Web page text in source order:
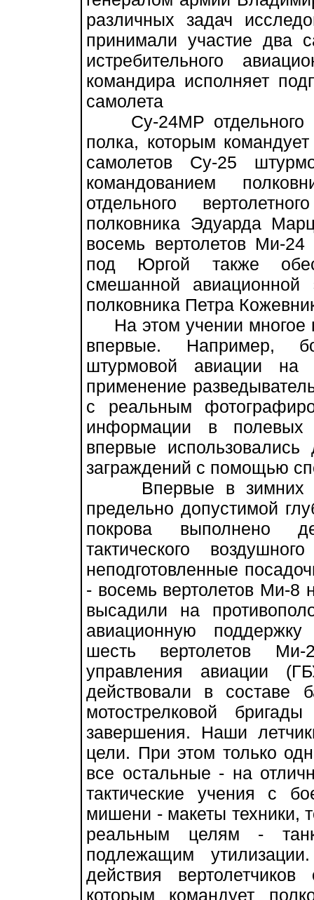
различных задач
принимали участие два
истребительного
командира исполняет
самолета
Су-24МР отдельного
полка, которым
самолетов Су-25
командованием
отдельного
полковника Эдуарда
восемь вертолетов Ми-
под Юргой также
смешанной авиационной
полковника Петра
На этом учении многое
впервые. Например,
штурмовой авиации на
применение
с реальным
информации в полевых
впервые
заграждений с помощью
Впервые в зимних
предельно допустимой
покрова выполнено
тактического
неподготовленные
- восемь вертолетов Ми-8
высадили на
авиационную
шесть вертолетов
управления авиации
действовали в составе
мотострелковой
завершения. Наши
цели. При этом только
все остальные - на
тактические учения с
мишени - макеты техники,
реальным целям -
подлежащим
действия вертолетчиков
которым командует